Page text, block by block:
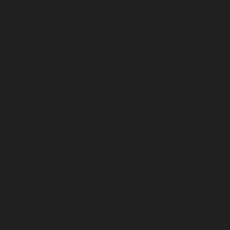
Vjenčanje Ivice
Vjenčanje Ivice
Vjenčanje Ivice